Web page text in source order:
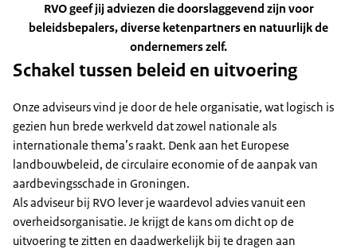
RVO geef jij adviezen die doorslaggevend zijn voor
beleidsbepalers, diverse ketenpartners en natuurlijk de
ondernemers zelf.
Schakel tussen beleid en uitvoering
Onze adviseurs vind je door de hele organisatie, wat logisch is
gezien hun brede werkveld dat zowel nationale als
internationale thema’s raakt. Denk aan het Europese
landbouwbeleid, de circulaire economie of de aanpak van
aardbevingsschade in Groningen.
Als adviseur bij RVO lever je waardevol advies vanuit een
overheidsorganisatie. Je krijgt de kans om dicht op de
uitvoering te zitten en daadwerkelijk bij te dragen aan